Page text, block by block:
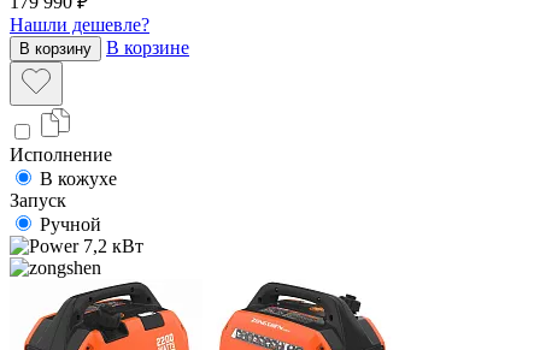
Нашли дешевле?
В корзину В корзине
Исполнение
В кожухе
Запуск
Ручной
7,2 кВт